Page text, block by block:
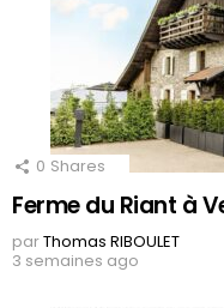
0 Shares
Ferme du Riant à
parThomas RIBOULET
3 semaines ago